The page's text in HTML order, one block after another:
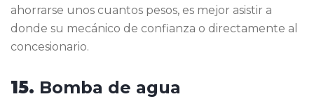
ahorrarse unos cuantos pesos, es mejor asistir a
donde su mecánico de confianza o directamente al
concesionario.
15. Bomba de agua